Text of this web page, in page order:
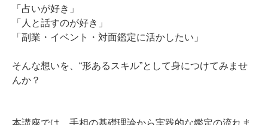
「占いが好き」
「人と話すのが好き」
「副業・イベント・対面鑑定に活かしたい」
そんな想いを、“形あるスキル”として身につけてみませ
んか？
本講座では、手相の基礎理論から実践的な鑑定の流れま